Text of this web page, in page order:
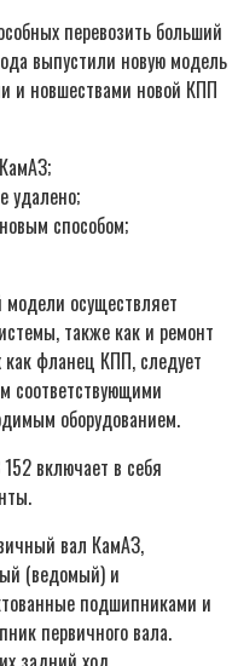
перевозить больший
выпустили новую модель
и новшествами новой КПП
удалено;
способом;
осуществляет
также как и ремонт
фланец КПП, следует
соответствующими
оборудованием.
включает в себя
вал КамАЗ,
(ведомый) и
подшипниками и
первичного вала.